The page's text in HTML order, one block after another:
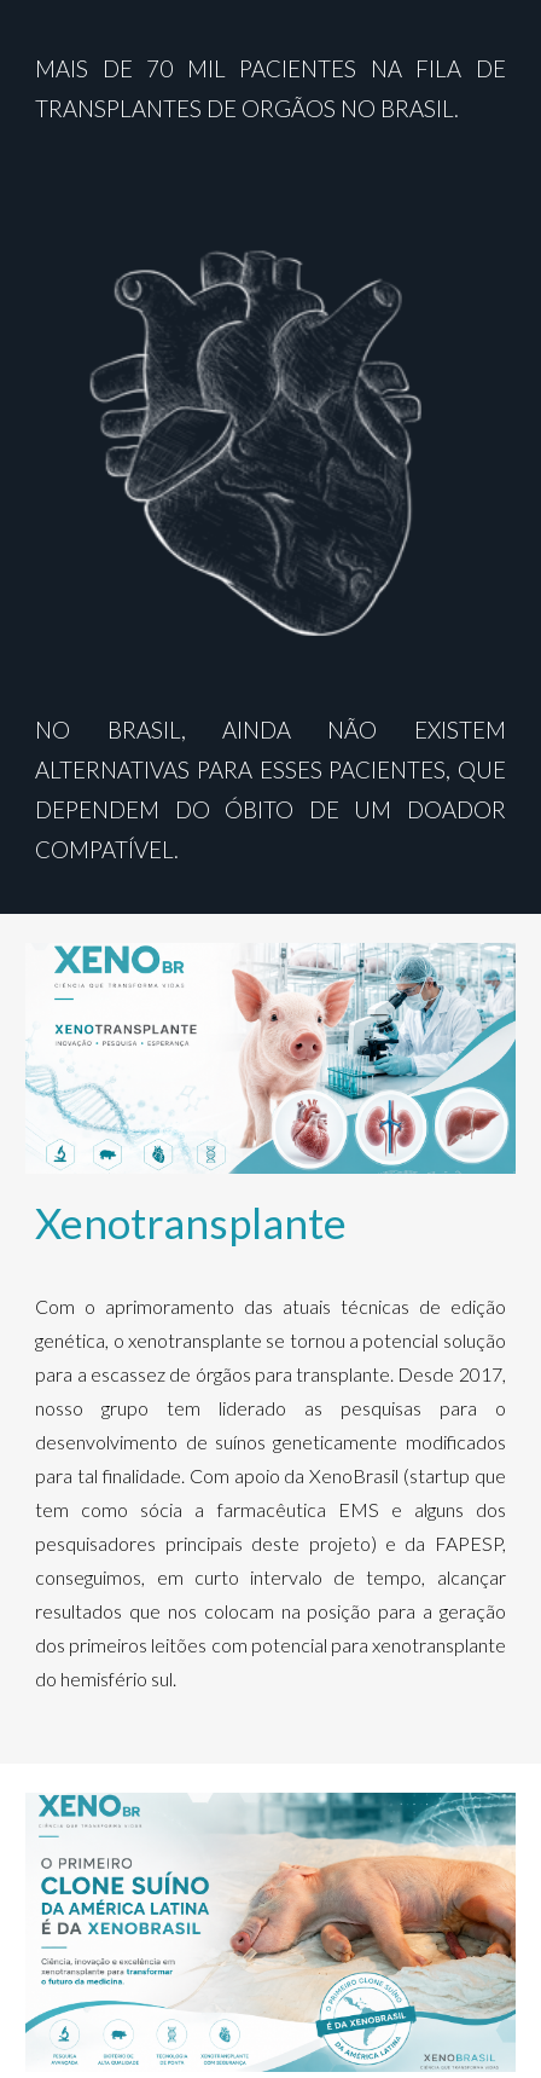
MAIS DE 70 MIL PACIENTES NA FILA DE
TRANSPLANTES DE ORGÃOS NO BRASIL.
NO BRASIL, AINDA NÃO EXISTEM
ALTERNATIVAS PARA ESSES PACIENTES, QUE
DEPENDEM DO ÓBITO DE UM DOADOR
COMPATÍVEL.
Xenotransplante
Com o aprimoramento das atuais técnicas de edição
genética, o xenotransplante se tornou a potencial solução
para a escassez de órgãos para transplante. Desde 2017,
nosso grupo tem liderado as pesquisas para o
desenvolvimento de suínos geneticamente modificados
para tal finalidade. Com apoio da XenoBrasil (startup que
tem como sócia a farmacêutica EMS e alguns dos
pesquisadores principais deste projeto) e da FAPESP,
conseguimos, em curto intervalo de tempo, alcançar
resultados que nos colocam na posição para a geração
dos primeiros leitões com potencial para xenotransplante
do hemisfério sul.